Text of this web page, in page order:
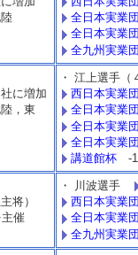
全日本実業
全日本実業
全九州実業
に増加
，東
・ 江上選手
西日本実業
全日本実業
全日本実業
全日本実業
講道館杯 -
将）
主催
・ 川波選手
西日本実業
全日本実業
全九州実業